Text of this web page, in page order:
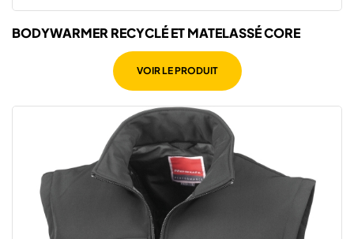
BODYWARMER RECYCLÉ ET MATELASSÉ CORE
VOIR LE PRODUIT